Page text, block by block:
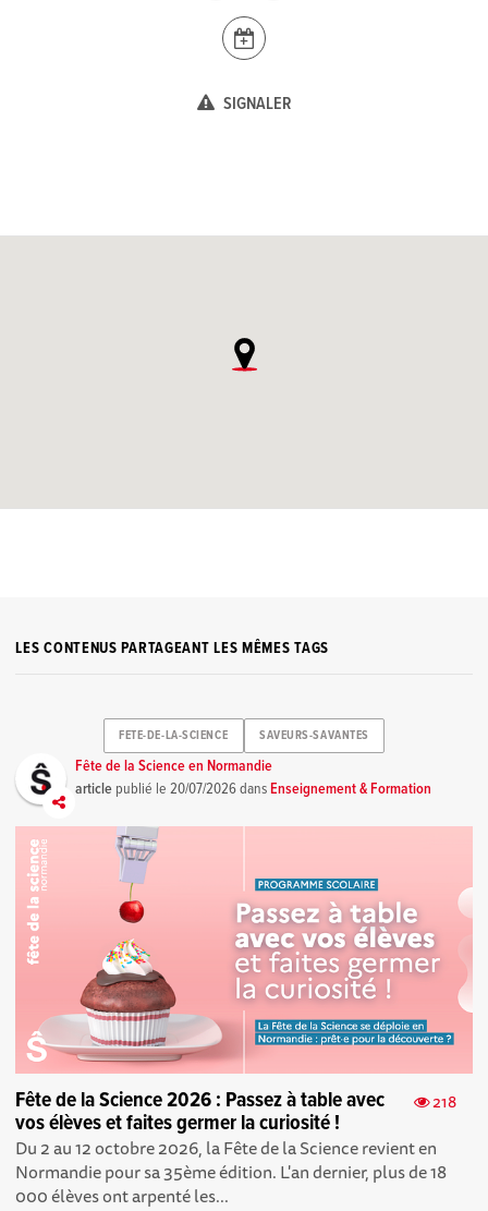
SIGNALER
LES CONTENUS PARTAGEANT LES MÊMES TAGS
FETE-DE-LA-SCIENCE SAVEURS-SAVANTES
Fête de la Science en Normandie
article publié le20/07/2026dansEnseignement & Formation
218
Fête de la Science 2026 : Passez à table avec
vos élèves et faites germer la curiosité !
Du 2 au 12 octobre 2026, la Fête de la Science revient en
Normandie pour sa 35ème édition. L'an dernier, plus de 18
000 élèves ont arpenté les...